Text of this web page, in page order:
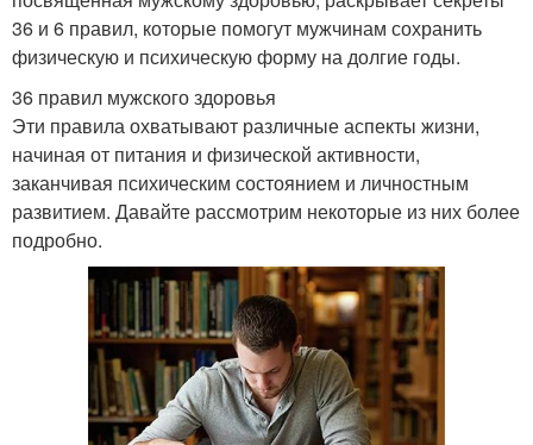
36 и 6 правил, которые помогут мужчинам сохранить
физическую и психическую форму на долгие годы.
36 правил мужского здоровья
Эти правила охватывают различные аспекты жизни,
начиная от питания и физической активности,
заканчивая психическим состоянием и личностным
развитием. Давайте рассмотрим некоторые из них более
подробно.